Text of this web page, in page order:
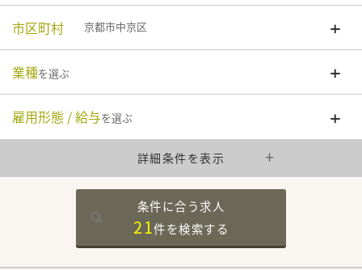
市区町村 京都市中京区
業種を選ぶ
雇用形態 / 給与を選ぶ
詳細条件を表示
条件に合う求人
21件を検索する